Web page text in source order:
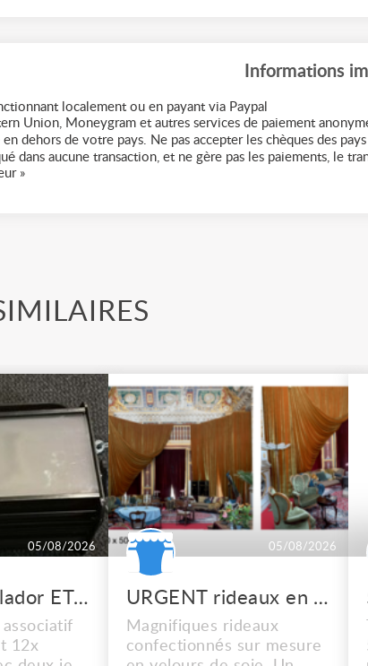
Informations
localement ou en payant via Paypal
Union, Moneygram et autres services de paiement
dehors de votre pays. Ne pas accepter les chèques des
dans aucune transaction, et ne gère pas les paiements, le
»
05/08/2026
12x Lustr Selador ETC Led 7x colors filtres
12x
05/08/2026
URGENT rideaux en velours de soie
Magnifiques rideaux
confectionnés sur mesure